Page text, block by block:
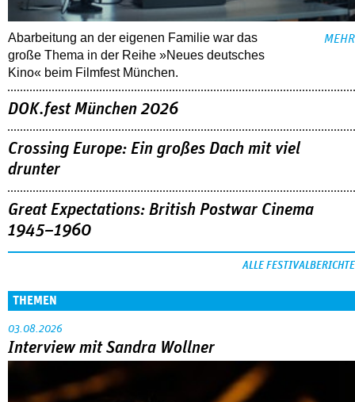
Abarbeitung an der eigenen Familie war das
große Thema in der Reihe »Neues deutsches
Kino« beim Filmfest München.
MEHR
DOK.fest München 2026
Crossing Europe: Ein großes Dach mit viel
drunter
Great Expectations: British Postwar Cinema
1945–1960
ALLE FESTIVALBERICHTE
THEMEN
03.08.2026
Interview mit Sandra Wollner